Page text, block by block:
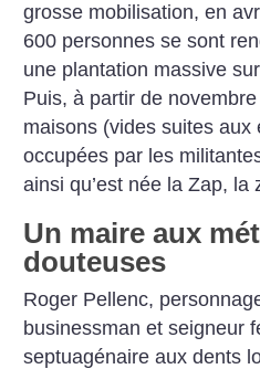
grosse mobilisation, en
600 personnes se sont
une plantation massive
Puis, à partir de
maisons (vides suites
occupées par les
ainsi qu’est née la Zap, la
Un maire aux
douteuses
Roger Pellenc,
businessman et seigneur
septuagénaire aux dents